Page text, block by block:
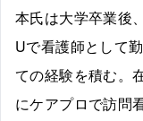
本氏は大学卒業後
Uで看護師として
ての経験を積む。
にケアプロで訪問